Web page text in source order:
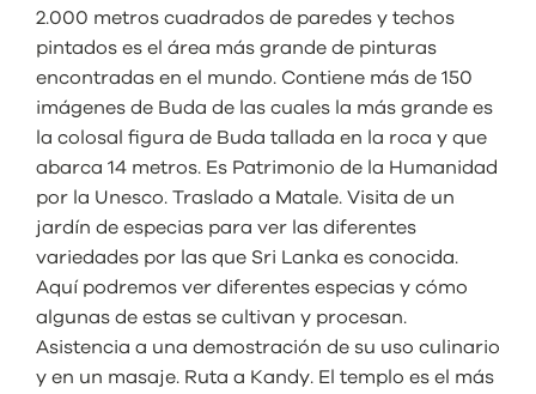
2.000 metros cuadrados de paredes y techos
pintados es el área más grande de pinturas
encontradas en el mundo. Contiene más de 150
imágenes de Buda de las cuales la más grande es
la colosal figura de Buda tallada en la roca y que
abarca 14 metros. Es Patrimonio de la Humanidad
por la Unesco. Traslado a Matale. Visita de un
jardín de especias para ver las diferentes
variedades por las que Sri Lanka es conocida.
Aquí podremos ver diferentes especias y cómo
algunas de estas se cultivan y procesan.
Asistencia a una demostración de su uso culinario
y en un masaje. Ruta a Kandy. El templo es el más